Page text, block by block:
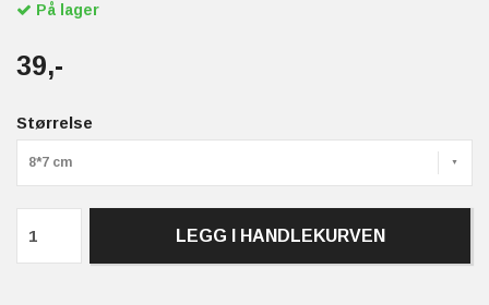
På lager
39,-
Størrelse
8*7 cm
LEGG I HANDLEKURVEN